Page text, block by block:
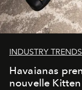
INDUSTRY TRENDS
Havaianas
nouvelle